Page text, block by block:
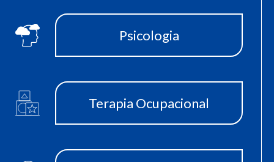
Psicologia
Terapia Ocupacional